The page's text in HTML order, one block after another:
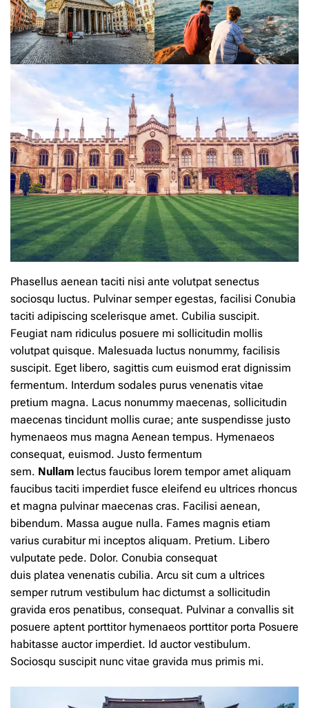
Phasellus aenean taciti nisi ante volutpat senectus
sociosqu luctus. Pulvinar semper egestas, facilisi Conubia
taciti adipiscing scelerisque amet. Cubilia suscipit.
Feugiat nam ridiculus posuere mi sollicitudin mollis
volutpat quisque. Malesuada luctus nonummy, facilisis
suscipit. Eget libero, sagittis cum euismod erat dignissim
fermentum. Interdum sodales purus venenatis vitae
pretium magna. Lacus nonummy maecenas, sollicitudin
maecenas tincidunt mollis curae; ante suspendisse justo
hymenaeos mus magna Aenean tempus. Hymenaeos
consequat, euismod. Justo fermentum
sem. Nullam lectus faucibus lorem tempor amet aliquam
faucibus taciti imperdiet fusce eleifend eu ultrices rhoncus
et magna pulvinar maecenas cras. Facilisi aenean,
bibendum. Massa augue nulla. Fames magnis etiam
varius curabitur mi inceptos aliquam. Pretium. Libero
vulputate pede. Dolor. Conubia consequat
duis platea venenatis cubilia. Arcu sit cum a ultrices
semper rutrum vestibulum hac dictumst a sollicitudin
gravida eros penatibus, consequat. Pulvinar a convallis sit
posuere aptent porttitor hymenaeos porttitor porta Posuere
habitasse auctor imperdiet. Id auctor vestibulum.
Sociosqu suscipit nunc vitae gravida mus primis mi.